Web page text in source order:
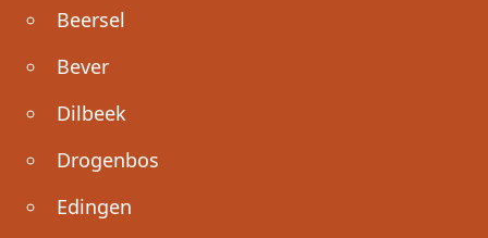
Beersel
Bever
Dilbeek
Drogenbos
Edingen